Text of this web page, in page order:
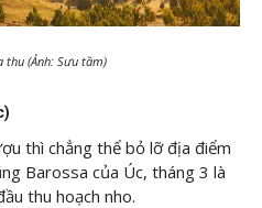
thu (Ảnh: Sưu tầm)
thì chẳng thể bỏ lỡ địa điểm
Barossa của Úc, tháng 3 là
thu hoạch nho.